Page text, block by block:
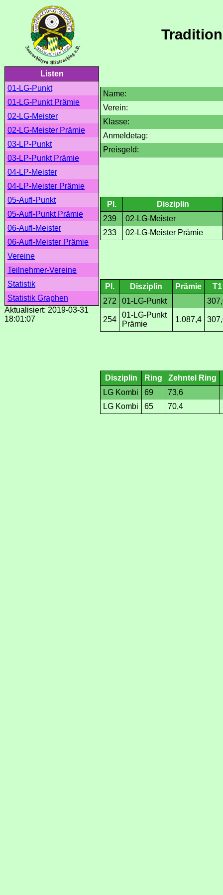
Listen
01-LG-Punkt
01-LG-Punkt Prämie
02-LG-Meister
02-LG-Meister Prämie
03-LP-Punkt
03-LP-Punkt Prämie
04-LP-Meister
04-LP-Meister Prämie
05-Aufl-Punkt
05-Aufl-Punkt Prämie
06-Aufl-Meister
06-Aufl-Meister Prämie
Vereine
Teilnehmer-Vereine
Statistik
Statistik Graphen
Aktualisiert: 2019-03-31
18:01:07
Name:
Verein:
Klasse:
Anmeldetag:
Preisgeld:
Pl.
Disziplin
239
02-LG-Meister
233
02-LG-Meister Prämie
Pl. Disziplin Prämie
T1
272
01-LG-Punkt
254
01-LG-Punkt
Prämie
1.087,4
Disziplin Ring Zehntel Ring
LG Kombi
69 73,6
LG Kombi
65 70,4